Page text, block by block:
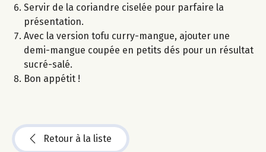
Servir de la coriandre ciselée pour parfaire la
présentation.
Avec la version tofu curry-mangue, ajouter une
demi-mangue coupée en petits dés pour un résultat
sucré-salé.
Bon appétit !
Retour à la liste